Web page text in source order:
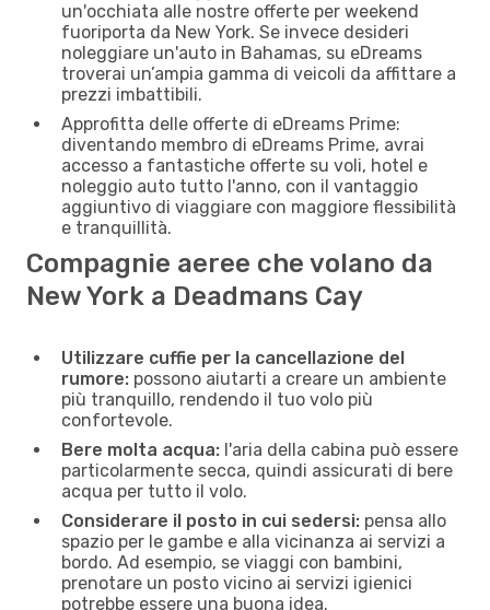
un'occhiata alle nostre offerte per weekend
fuoriporta da New York. Se invece desideri
noleggiare un'auto in Bahamas, su eDreams
troverai un’ampia gamma di veicoli da affittare a
prezzi imbattibili.
Approfitta delle offerte di eDreams Prime:
diventando membro di eDreams Prime, avrai
accesso a fantastiche offerte su voli, hotel e
noleggio auto tutto l'anno, con il vantaggio
aggiuntivo di viaggiare con maggiore flessibilità
e tranquillità.
Compagnie aeree che volano da
New York a Deadmans Cay
Utilizzare cuffie per la cancellazione del
rumore: possono aiutarti a creare un ambiente
più tranquillo, rendendo il tuo volo più
confortevole.
Bere molta acqua: l'aria della cabina può essere
particolarmente secca, quindi assicurati di bere
acqua per tutto il volo.
Considerare il posto in cui sedersi: pensa allo
spazio per le gambe e alla vicinanza ai servizi a
bordo. Ad esempio, se viaggi con bambini,
prenotare un posto vicino ai servizi igienici
potrebbe essere una buona idea.